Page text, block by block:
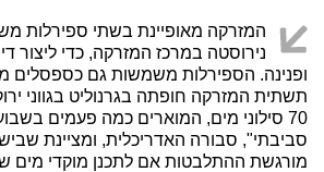
המזרקה מאופיינת בשתי ספירלות
נירוסטה במרכז המזרקה, כדי ליצור
ופנינה. הספירלות משמשות גם כספסלים
תשתית המזרקה חופתה בגרנוליט בגווני
70 סילוני מים, המוארים כמה פעמים
סביבתי", סבורה האדריכלית, ומציינת
מורגשת ההתלבטות אם לתכנן מוקדי מים